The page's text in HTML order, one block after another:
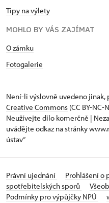
Tipy na výlety
MOHLO BY VÁS ZAJÍMAT
O zámku
Fotogalerie
Není-li výslovně uvedeno
Creative Commons (CC BY-
Neužívejte dílo komerčně |
uvádějte odkaz na stránky
ústav“
Právní ujednání Prohlášení o
spotřebitelských sporů
Podmínky pro výpůjčky NPÚ